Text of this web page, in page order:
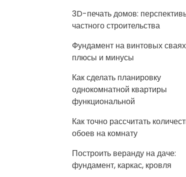
3D-печать домов:
частного строительства
Фундамент на винтовых
плюсы и минусы
Как сделать планировку
однокомнатной квартиры
функциональной
Как точно рассчитать
обоев на комнату
Построить веранду на даче:
фундамент, каркас, кровля